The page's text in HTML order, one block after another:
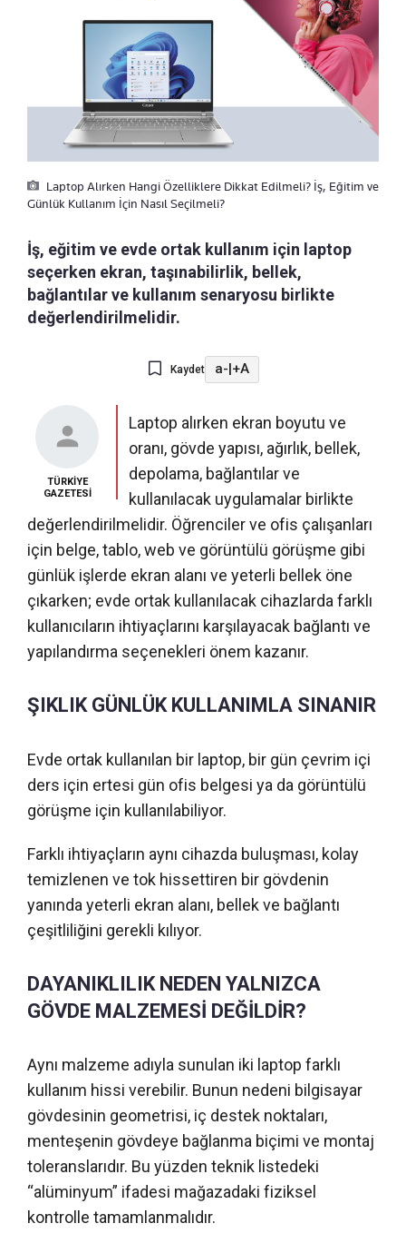
Laptop Alırken Hangi Özelliklere Dikkat Edilmeli? İş, Eğitim ve
Günlük Kullanım İçin Nasıl Seçilmeli?
İş, eğitim ve evde ortak kullanım için laptop
seçerken ekran, taşınabilirlik, bellek,
bağlantılar ve kullanım senaryosu birlikte
değerlendirilmelidir.
Kaydet a-|+A
TÜRKİYE
GAZETESİ
Laptop alırken ekran boyutu ve
oranı, gövde yapısı, ağırlık, bellek,
depolama, bağlantılar ve
kullanılacak uygulamalar birlikte
değerlendirilmelidir. Öğrenciler ve ofis çalışanları
için belge, tablo, web ve görüntülü görüşme gibi
günlük işlerde ekran alanı ve yeterli bellek öne
çıkarken; evde ortak kullanılacak cihazlarda farklı
kullanıcıların ihtiyaçlarını karşılayacak bağlantı ve
yapılandırma seçenekleri önem kazanır.
ŞIKLIK GÜNLÜK KULLANIMLA SINANIR
Evde ortak kullanılan bir laptop, bir gün çevrim içi
ders için ertesi gün ofis belgesi ya da görüntülü
görüşme için kullanılabiliyor.
Farklı ihtiyaçların aynı cihazda buluşması, kolay
temizlenen ve tok hissettiren bir gövdenin
yanında yeterli ekran alanı, bellek ve bağlantı
çeşitliliğini gerekli kılıyor.
DAYANIKLILIK NEDEN YALNIZCA
GÖVDE MALZEMESİ DEĞİLDİR?
Aynı malzeme adıyla sunulan iki laptop farklı
kullanım hissi verebilir. Bunun nedeni bilgisayar
gövdesinin geometrisi, iç destek noktaları,
menteşenin gövdeye bağlanma biçimi ve montaj
toleranslarıdır. Bu yüzden teknik listedeki
“alüminyum” ifadesi mağazadaki fiziksel
kontrolle tamamlanmalıdır.